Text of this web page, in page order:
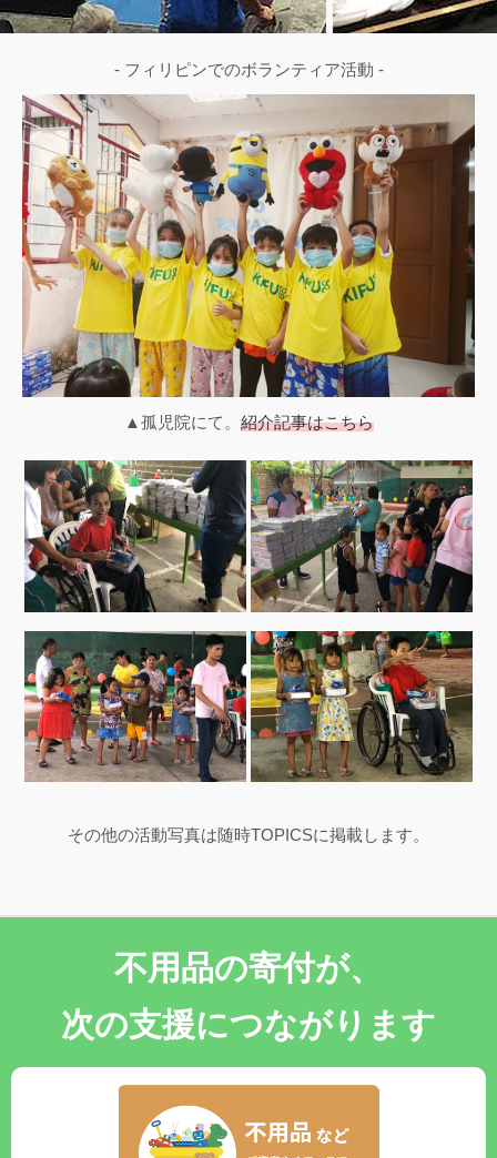
- フィリピンでのボランティア活動 -
▲孤児院にて。 紹介記事はこちら
その他の活動写真は随時TOPICSに掲載します。
不用品の寄付が、
次の支援につながります